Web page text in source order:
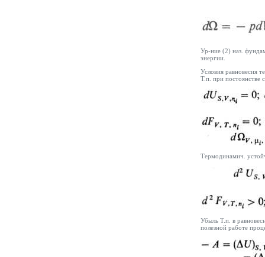
Ур-ние (2) наз.
энергии.
Условия равновесия
Т.п. при постоянстве
Термодинамич.
Убыль Т.п. в
полезной работе